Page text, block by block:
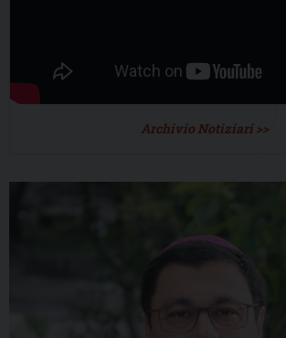
Archivio Notiziari >>